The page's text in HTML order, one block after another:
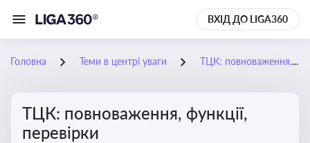
ВХІД ДО LIGA360
Головна Теми в центрі уваги ТЦК: повноваження, функції, перевірки
ТЦК: повноваження, функції,
перевірки